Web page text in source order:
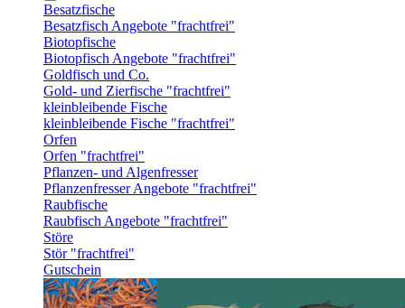
Besatzfische
Besatzfisch Angebote "frachtfrei"
Biotopfische
Biotopfisch Angebote "frachtfrei"
Goldfisch und Co.
Gold- und Zierfische "frachtfrei"
kleinbleibende Fische
kleinbleibende Fische "frachtfrei"
Orfen
Orfen "frachtfrei"
Pflanzen- und Algenfresser
Pflanzenfresser Angebote "frachtfrei"
Raubfische
Raubfisch Angebote "frachtfrei"
Störe
Stör "frachtfrei"
Gutschein